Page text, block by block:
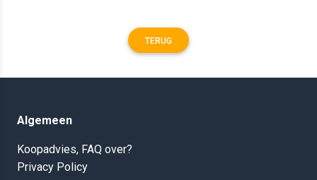
TERUG
Algemeen
Koopadvies, FAQ over?
Privacy Policy